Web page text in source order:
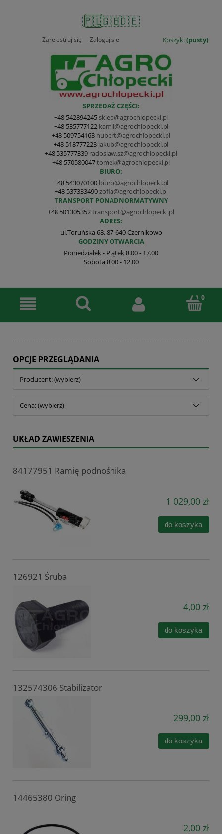
🇵🇱🇬🇧🇩🇪
Koszyk:(pusty)
Zarejestruj się Zaloguj się
SPRZEDAŻ CZĘŚCI:
+48 542894245 sklep@agrochlopecki.pl
+48 535777122 kamil@agrochlopecki.pl
+48 509754163 hubert@agrochlopecki.pl
+48 518777223 jakub@agrochlopecki.pl
+48 535777339 radoslaw.sz@agrochlopecki.pl
+48 570580047tomek@agrochlopecki.pl
BIURO:
+48 543070100 biuro@agrochlopecki.pl
+48 537333490 zofia@agrochlopecki.pl
TRANSPORT PONADNORMATYWNY
+48 501305352transport@agrochlopecki.pl
ADRES:
ul.Toruńska 68, 87-640 Czernikowo
GODZINY OTWARCIA
Poniedziałek - Piątek 8.00 - 17.00
Sobota 8.00 - 12.00
OPCJE PRZEGLĄDANIA
Producent: (wybierz)
Cena: (wybierz)
UKŁAD ZAWIESZENIA
84177951 Ramię podnośnika
1 029,00 zł
do koszyka
126921 Śruba
4,00 zł
do koszyka
132574306 Stabilizator
299,00 zł
do koszyka
14465380 Oring
2,00 zł